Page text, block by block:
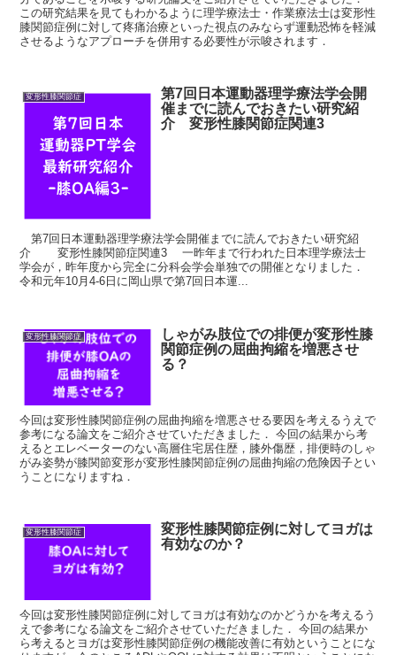
この研究結果を見てもわかるように理学療法士・作業療法士は変形性
膝関節症例に対して疼痛治療といった視点のみならず運動恐怖を軽減
させるようなアプローチを併用する必要性が示唆されます．
変形性膝関節症
第7回日本運動器理学療法学会開
催までに読んでおきたい研究紹
介 変形性膝関節症関連3
第7回日本運動器理学療法学会開催までに読んでおきたい研究紹
介 変形性膝関節症関連3 一昨年まで行われた日本理学療法士
学会が，昨年度から完全に分科会学会単独での開催となりました．
令和元年10月4-6日に岡山県で第7回日本運...
変形性膝関節症
しゃがみ肢位での排便が変形性膝
関節症例の屈曲拘縮を増悪させ
る？
今回は変形性膝関節症例の屈曲拘縮を増悪させる要因を考えるうえで
参考になる論文をご紹介させていただきました． 今回の結果から考
えるとエレベーターのない高層住宅居住歴，膝外傷歴，排便時のしゃ
がみ姿勢が膝関節変形が変形性膝関節症例の屈曲拘縮の危険因子とい
うことになりますね．
変形性膝関節症
変形性膝関節症例に対してヨガは
有効なのか？
今回は変形性膝関節症例に対してヨガは有効なのかどうかを考えるう
えで参考になる論文をご紹介させていただきました． 今回の結果か
ら考えるとヨガは変形性膝関節症例の機能改善に有効ということにな